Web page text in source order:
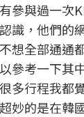
參與過一次
識，他們的
想全部通通
參考一下其
多行程我都
妙的是在韓